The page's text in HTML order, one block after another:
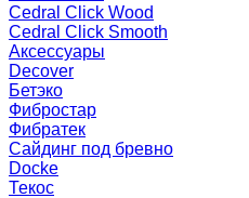
Cedral Click Wood
Cedral Click Smooth
Аксессуары
Decover
Бетэко
Фибростар
Фибратек
Сайдинг под бревно
Docke
Текос